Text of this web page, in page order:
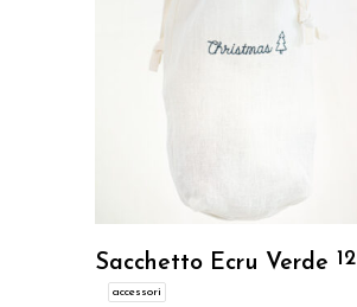
Sacchetto Ecru Verde
accessori
12